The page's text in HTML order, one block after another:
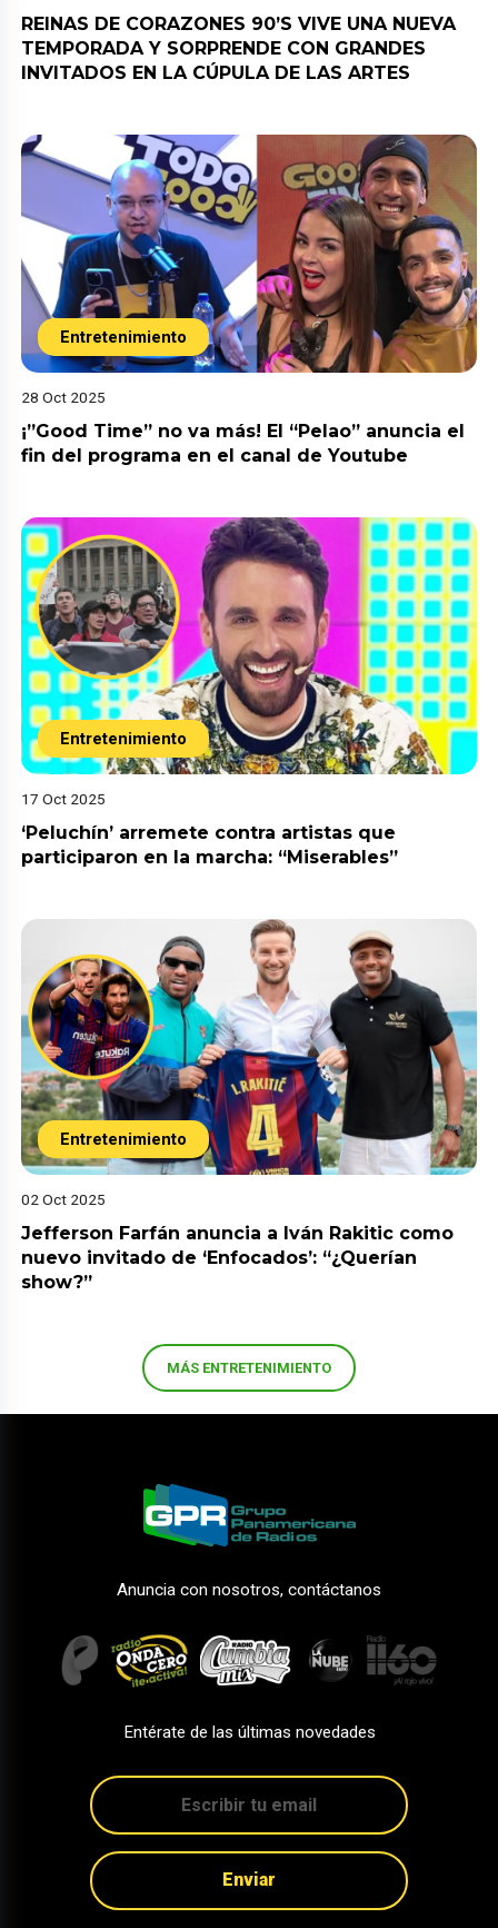
REINAS DE CORAZONES 90’S VIVE UNA NUEVA
TEMPORADA Y SORPRENDE CON GRANDES
INVITADOS EN LA CÚPULA DE LAS ARTES
Entretenimiento
28 Oct 2025
¡”Good Time” no va más! El “Pelao” anuncia el
fin del programa en el canal de Youtube
Entretenimiento
17 Oct 2025
‘Peluchín’ arremete contra artistas que
participaron en la marcha: “Miserables”
Entretenimiento
02 Oct 2025
Jefferson Farfán anuncia a Iván Rakitic como
nuevo invitado de ‘Enfocados’: “¿Querían
show?”
MÁS ENTRETENIMIENTO
Anuncia con nosotros, contáctanos
Entérate de las últimas novedades
Enviar